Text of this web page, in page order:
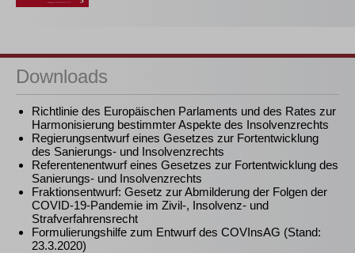
Downloads
Richtlinie des Europäischen Parlaments und des Rates zur
Harmonisierung bestimmter Aspekte des Insolvenzrechts
Regierungsentwurf eines Gesetzes zur Fortentwicklung
des Sanierungs- und Insolvenzrechts
Referentenentwurf eines Gesetzes zur Fortentwicklung des
Sanierungs- und Insolvenzrechts
Fraktionsentwurf: Gesetz zur Abmilderung der Folgen der
COVID-19-Pandemie im Zivil-, Insolvenz- und
Strafverfahrensrecht
Formulierungshilfe zum Entwurf des COVInsAG (Stand:
23.3.2020)